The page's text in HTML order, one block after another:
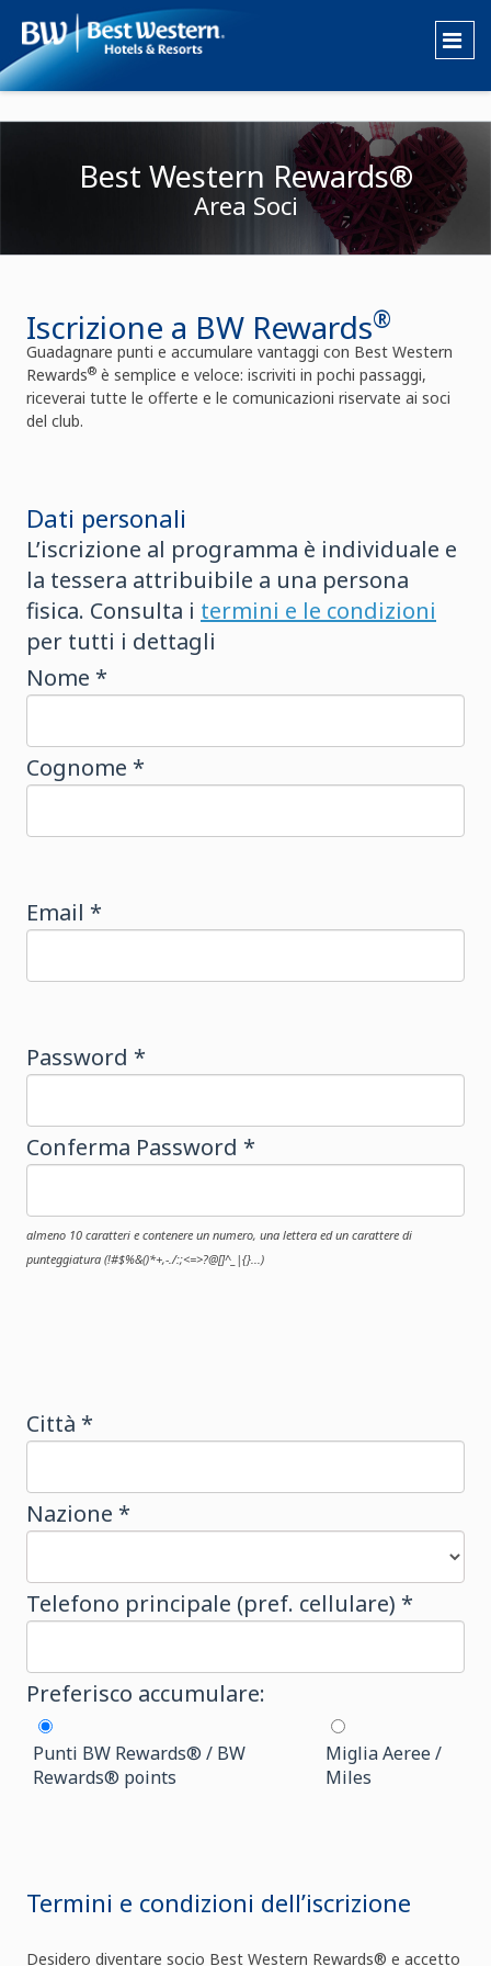
Best Western Rewards®
Area Soci
Iscrizione a BW Rewards®
Guadagnare punti e accumulare vantaggi con Best Western
Rewards® è semplice e veloce: iscriviti in pochi passaggi,
riceverai tutte le offerte e le comunicazioni riservate ai soci
del club.
Dati personali
L’iscrizione al programma è individuale e
la tessera attribuibile a una persona
fisica. Consulta i termini e le condizioni
per tutti i dettagli
Nome *
Cognome *
Email *
Password *
Conferma Password *
almeno 10 caratteri e contenere un numero, una lettera ed un carattere di
punteggiatura (!#$%&()*+,-./:;<=>?@[]^_|{}...)
Città *
Nazione *
Telefono principale (pref. cellulare) *
Preferisco accumulare:
Punti BW Rewards® / BW
Rewards® points
Miglia Aeree /
Miles
Termini e condizioni dell’iscrizione
Desidero diventare socio Best Western Rewards® e accetto